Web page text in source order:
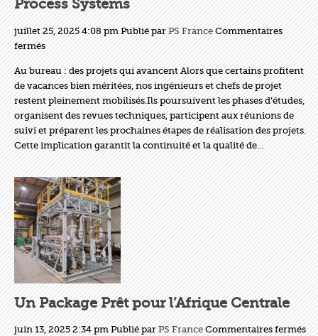
industrielle
Process Systems
juillet 25, 2025 4:08 pm Publié parPS France Commentaires
ferméssur
L’été
est
là,
mais
l’activité
continue
chez
Process
Systems
Au bureau : des projets qui avancent Alors que certains profitent
de vacances bien méritées, nos ingénieurs et chefs de projet
restent pleinement mobilisés.Ils poursuivent les phases d’études,
organisent des revues techniques, participent aux réunions de
suivi et préparent les prochaines étapes de réalisation des projets.
Cette implication garantit la continuité et la qualité de…
Un Package Prêt pour l’Afrique Centrale
juin 13, 2025 2:34 pm Publié parPS France Commentaires fermés